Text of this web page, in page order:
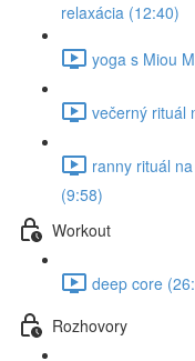
relaxácia (12:40)
yoga s Miou
večerný rituál
ranny rituál
(9:58)
Workout
deep core
Rozhovory